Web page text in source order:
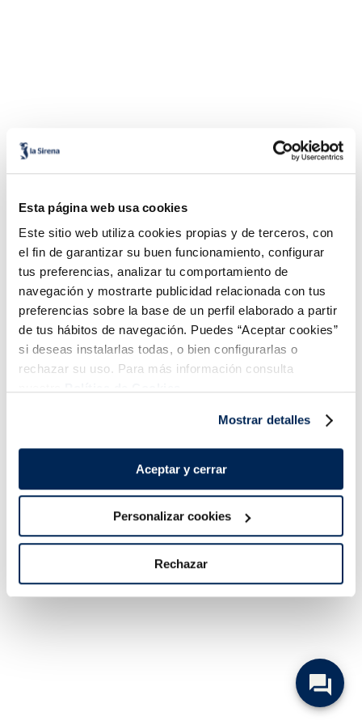
Esta página web usa cookies
Este sitio web utiliza cookies propias y de terceros, con
el fin de garantizar su buen funcionamiento, configurar
tus preferencias, analizar tu comportamiento de
navegación y mostrarte publicidad relacionada con tus
preferencias sobre la base de un perfil elaborado a partir
de tus hábitos de navegación. Puedes “Aceptar cookies”
si deseas instalarlas todas, o bien configurarlas o
rechazar su uso. Para más información consulta
Mostrar detalles
Aceptar y cerrar
Personalizar cookies
Rechazar